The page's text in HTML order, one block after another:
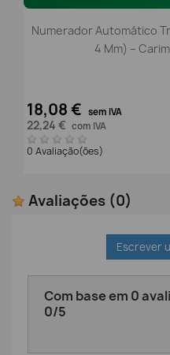
Numerador Automático
4 Mm) –
18,08 € sem IVA
22,24 € com IVA
0 Avaliação(ões)
Avaliações (0)
Escrever
Com base em 0
0/5